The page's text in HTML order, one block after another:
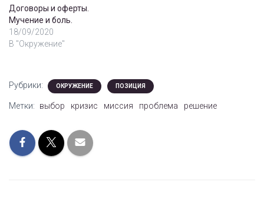
Договоры и оферты.
Мучение и боль.
18/09/2020
В "Окружение"
Рубрики: ОКРУЖЕНИЕ ПОЗИЦИЯ
Метки: выбор кризис миссия проблема решение